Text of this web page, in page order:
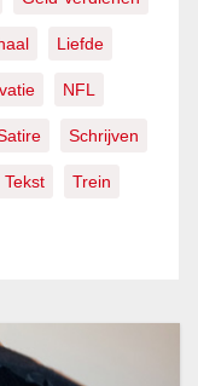
Liefde
NFL
Schrijven
Tekst Trein